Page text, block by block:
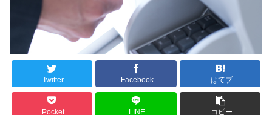
Twitter Facebook はてブ
Pocket LINE コピー